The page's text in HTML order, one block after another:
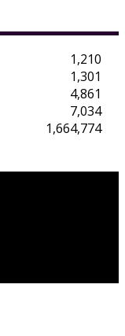
1,210
1,301
4,861
7,034
1,664,774